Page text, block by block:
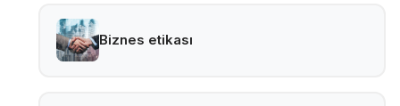
Biznes etikası